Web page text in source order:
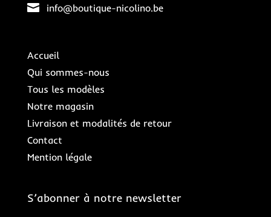
 info@boutique-nicolino.be
Accueil
Qui sommes-nous
Tous les modèles
Notre magasin
Livraison et modalités de retour
Contact
Mention légale
S’abonner à notre newsletter